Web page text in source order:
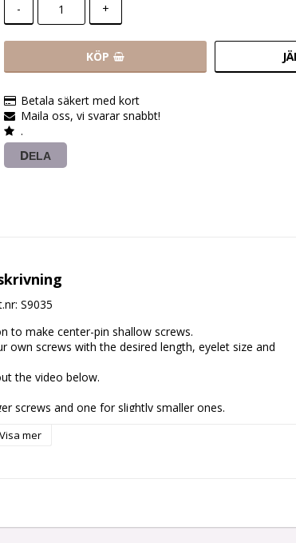
- +
KÖP
Betala säkert med kort
Maila oss, vi svarar snabbt!
.
DELA
S9035
to make center-pin shallow screws.
screws with the desired length, eyelet size and
the video below.
screws and one for slightly smaller ones.
Visa mer